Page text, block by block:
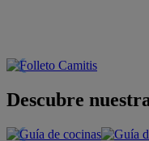
Descubre